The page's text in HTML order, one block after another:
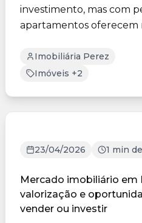
investimento, mas com
apartamentos oferecem
Imobiliária Perez
Imóveis +2
23/04/2026 1 min
Mercado imobiliário em
valorização e
vender ou investir